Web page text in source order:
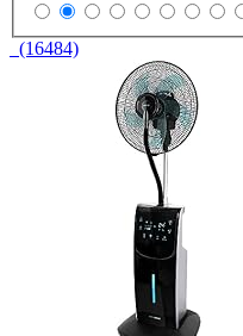
(16484)